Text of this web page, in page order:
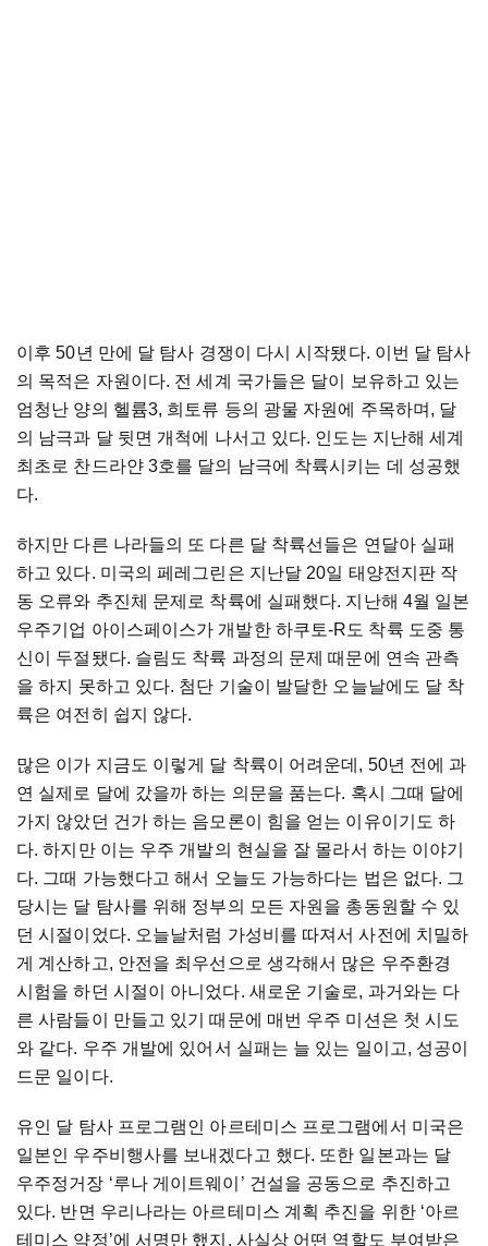
이후 50년 만에 달 탐사 경쟁이 다시 시작됐다. 이번 달 탐사
의 목적은 자원이다. 전 세계 국가들은 달이 보유하고 있는
엄청난 양의 헬륨3, 희토류 등의 광물 자원에 주목하며, 달
의 남극과 달 뒷면 개척에 나서고 있다. 인도는 지난해 세계
최초로 찬드라얀 3호를 달의 남극에 착륙시키는 데 성공했
다.
하지만 다른 나라들의 또 다른 달 착륙선들은 연달아 실패
하고 있다. 미국의 페레그린은 지난달 20일 태양전지판 작
동 오류와 추진체 문제로 착륙에 실패했다. 지난해 4월 일본
우주기업 아이스페이스가 개발한 하쿠토-R도 착륙 도중 통
신이 두절됐다. 슬림도 착륙 과정의 문제 때문에 연속 관측
을 하지 못하고 있다. 첨단 기술이 발달한 오늘날에도 달 착
륙은 여전히 쉽지 않다.
많은 이가 지금도 이렇게 달 착륙이 어려운데, 50년 전에 과
연 실제로 달에 갔을까 하는 의문을 품는다. 혹시 그때 달에
가지 않았던 건가 하는 음모론이 힘을 얻는 이유이기도 하
다. 하지만 이는 우주 개발의 현실을 잘 몰라서 하는 이야기
다. 그때 가능했다고 해서 오늘도 가능하다는 법은 없다. 그
당시는 달 탐사를 위해 정부의 모든 자원을 총동원할 수 있
던 시절이었다. 오늘날처럼 가성비를 따져서 사전에 치밀하
게 계산하고, 안전을 최우선으로 생각해서 많은 우주환경
시험을 하던 시절이 아니었다. 새로운 기술로, 과거와는 다
른 사람들이 만들고 있기 때문에 매번 우주 미션은 첫 시도
와 같다. 우주 개발에 있어서 실패는 늘 있는 일이고, 성공이
드문 일이다.
유인 달 탐사 프로그램인 아르테미스 프로그램에서 미국은
일본인 우주비행사를 보내겠다고 했다. 또한 일본과는 달
우주정거장 ‘루나 게이트웨이’ 건설을 공동으로 추진하고
있다. 반면 우리나라는 아르테미스 계획 추진을 위한 ‘아르
테미스 약정’에 서명만 했지, 사실상 어떤 역할도 부여받은